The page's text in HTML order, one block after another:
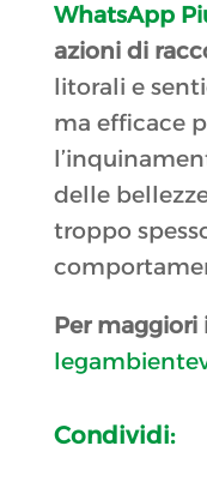
WhatsApp
azioni di
litorali e
ma efficace
delle
troppo
Per
Condividi: